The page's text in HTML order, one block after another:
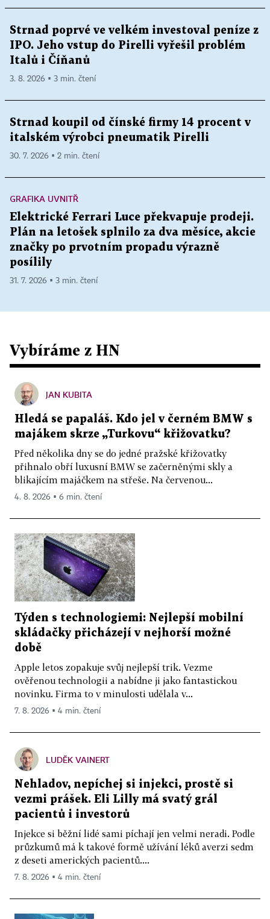
Strnad poprvé ve velkém investoval peníze z
IPO. Jeho vstup do Pirelli vyřešil problém
Italů i Číňanů
3. 8. 2026 ▪ 3 min. čtení
Strnad koupil od čínské firmy 14 procent v
italském výrobci pneumatik Pirelli
30. 7. 2026 ▪ 2 min. čtení
GRAFIKA UVNITŘ
Elektrické Ferrari Luce překvapuje prodeji.
Plán na letošek splnilo za dva měsíce, akcie
značky po prvotním propadu výrazně
posílily
31. 7. 2026 ▪ 3 min. čtení
Vybíráme z HN
JAN KUBITA
Hledá se papaláš. Kdo jel v černém BMW s
majákem skrze „Turkovu“ křižovatku?
Před několika dny se do jedné pražské křižovatky
přihnalo obří luxusní BMW se začerněnými skly a
blikajícím majáčkem na střeše. Na červenou...
4. 8. 2026 ▪ 6 min. čtení
Týden s technologiemi: Nejlepší mobilní
skládačky přicházejí v nejhorší možné
době
Apple letos zopakuje svůj nejlepší trik. Vezme
ověřenou technologii a nabídne ji jako fantastickou
novinku. Firma to v minulosti udělala v...
7. 8. 2026 ▪ 4 min. čtení
LUDĚK VAINERT
Nehladov, nepíchej si injekci, prostě si
vezmi prášek. Eli Lilly má svatý grál
pacientů i investorů
Injekce si běžní lidé sami píchají jen velmi neradi. Podle
průzkumů má k takové formě užívání léků averzi sedm
z deseti amerických pacientů....
7. 8. 2026 ▪ 4 min. čtení